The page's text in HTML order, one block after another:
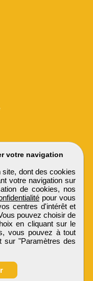
votre navigation
dont des cookies
votre navigation sur
de cookies, nos
pour vous
centres d'intérêt et
pouvez choisir de
en cliquant sur le
vous pouvez à tout
sur "Paramètres des